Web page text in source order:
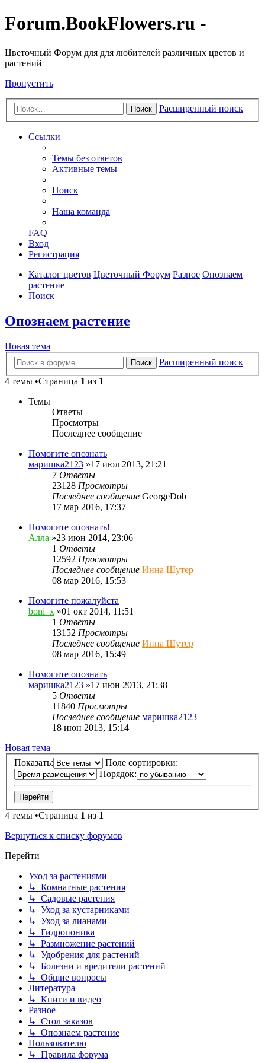
Forum.BookFlowers.ru -
Цветочный Форум для для любителей различных цветов и
растений
Пропустить
Поиск Расширенный поиск
Ссылки
Темы без ответов
Активные темы
Поиск
Наша команда
FAQ
Вход
Регистрация
Каталог цветов Цветочный Форум Разное Опознаем
растение
Поиск
Опознаем растение
Новая тема
Поиск
Расширенный поиск
4 темы •Страница 1 из 1
Темы
Ответы
Просмотры
Последнее сообщение
Помогите опознать
маришка2123 »17 июл 2013, 21:21
7 Ответы
23128 Просмотры
Последнее сообщение GeorgeDob
17 мар 2016, 17:37
Помогите опознать!
Алла »23 июн 2014, 23:06
1 Ответы
12592 Просмотры
Последнее сообщение Инна Шутер
08 мар 2016, 15:53
Помогите пожалуйста
boni_x »01 окт 2014, 11:51
1 Ответы
13152 Просмотры
Последнее сообщение Инна Шутер
08 мар 2016, 15:49
Помогите опознать
маришка2123 »17 июн 2013, 21:38
5 Ответы
11840 Просмотры
Последнее сообщение маришка2123
18 июн 2013, 15:14
Новая тема
Показать:
Поле сортировки:
Порядок:
4 темы •Страница 1 из 1
Вернуться к списку форумов
Перейти
Уход за растениями
↳ Комнатные растения
↳ Садовые растения
↳ Уход за кустарниками
↳ Уход за лианами
↳ Гидропоника
↳ Размножение растений
↳ Удобрения для растений
↳ Болезни и вредители растений
↳ Общие вопросы
Литература
↳ Книги и видео
Разное
↳ Стол заказов
↳ Опознаем растение
Пользователю
↳ Правила форума